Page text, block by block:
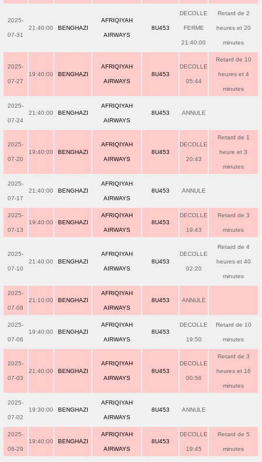
2025-
07-31
21:40:00 BENGHAZI
AFRIQIYAH
AIRWAYS
8U453
DECOLLE
FERME
21:40:00
Retard de 2
heures et 20
minutes
2025-
07-27
19:40:00 BENGHAZI
AFRIQIYAH
AIRWAYS
8U453
DECOLLE
05:44
Retard de 10
heures et 4
minutes
2025-
07-24
21:40:00 BENGHAZI
AFRIQIYAH
AIRWAYS
8U453 ANNULE
2025-
07-20
19:40:00 BENGHAZI
AFRIQIYAH
AIRWAYS
8U453
DECOLLE
20:43
Retard de 1
heure et 3
minutes
2025-
07-17
21:40:00 BENGHAZI
AFRIQIYAH
AIRWAYS
8U453 ANNULE
2025-
07-13
19:40:00 BENGHAZI
AFRIQIYAH
AIRWAYS
8U453
DECOLLE
19:43
Retard de 3
minutes
2025-
07-10
21:40:00 BENGHAZI
AFRIQIYAH
AIRWAYS
8U453
DECOLLE
02:20
Retard de 4
heures et 40
minutes
2025-
07-08
21:10:00 BENGHAZI
AFRIQIYAH
AIRWAYS
8U453 ANNULE
2025-
07-06
19:40:00 BENGHAZI
AFRIQIYAH
AIRWAYS
8U453
DECOLLE
19:50
Retard de 10
minutes
2025-
07-03
21:40:00 BENGHAZI
AFRIQIYAH
AIRWAYS
8U453
DECOLLE
00:56
Retard de 3
heures et 16
minutes
2025-
07-02
19:30:00 BENGHAZI
AFRIQIYAH
AIRWAYS
8U453 ANNULE
2025-
06-29
19:40:00 BENGHAZI
AFRIQIYAH
AIRWAYS
8U453
DECOLLE
19:45
Retard de 5
minutes